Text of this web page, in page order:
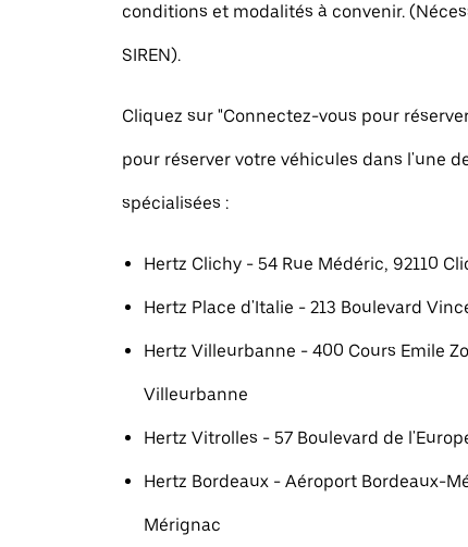
conditions et modalités à convenir.
SIREN).
Cliquez sur "Connectez-vous pour
pour réserver votre véhicules dans l'une
spécialisées :
Hertz Clichy - 54 Rue Médéric, 92110
Hertz Place d'Italie - 213 Boulevard
Hertz Villeurbanne - 400 Cours Emile
Villeurbanne
Hertz Vitrolles - 57 Boulevard de
Hertz Bordeaux - Aéroport Bordeaux-
Mérignac